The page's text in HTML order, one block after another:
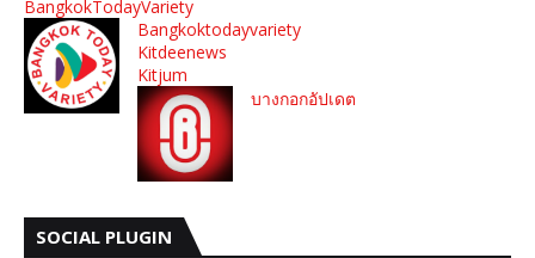
BangkokTodayVariety
Bangkoktodayvariety
Kitdeenews
Kitjum
บางกอกอัปเดต
SOCIAL PLUGIN